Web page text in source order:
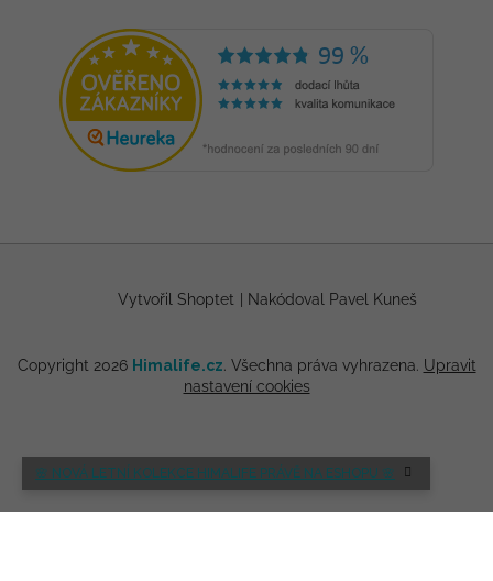
🌸 NOVÁ LETNÍ KOLEKCE HIMALIFE PRÁVĚ NA ESHOPU 🌸
Vytvořil Shoptet Nakódoval Pavel Kuneš
Copyright 2026 Himalife.cz. Všechna práva vyhrazena. Upravit
nastavení cookies